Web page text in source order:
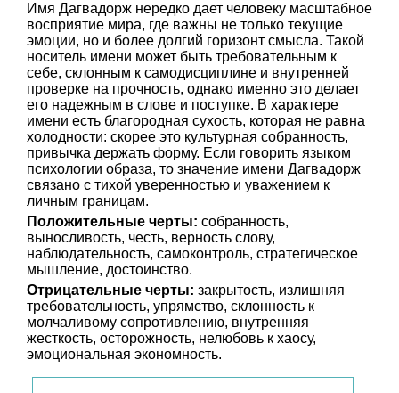
Имя Дагвадорж нередко дает человеку масштабное
восприятие мира, где важны не только текущие
эмоции, но и более долгий горизонт смысла. Такой
носитель имени может быть требовательным к
себе, склонным к самодисциплине и внутренней
проверке на прочность, однако именно это делает
его надежным в слове и поступке. В характере
имени есть благородная сухость, которая не равна
холодности: скорее это культурная собранность,
привычка держать форму. Если говорить языком
психологии образа, то значение имени Дагвадорж
связано с тихой уверенностью и уважением к
личным границам.
Положительные черты: собранность,
выносливость, честь, верность слову,
наблюдательность, самоконтроль, стратегическое
мышление, достоинство.
Отрицательные черты: закрытость, излишняя
требовательность, упрямство, склонность к
молчаливому сопротивлению, внутренняя
жесткость, осторожность, нелюбовь к хаосу,
эмоциональная экономность.